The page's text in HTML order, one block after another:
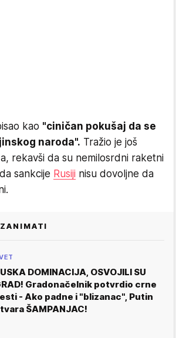
kao "ciničan pokušaj da se
naroda". Tražio je još
rekavši da su nemilosrdni raketni
sankcije Rusiji nisu dovoljne da
DOMINACIJA, OSVOJILI SU
Gradonačelnik potvrdio crne
- Ako padne i "blizanac", Putin
ŠAMPANJAC!